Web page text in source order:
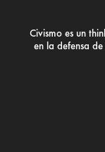
Civismo es un
en la defensa